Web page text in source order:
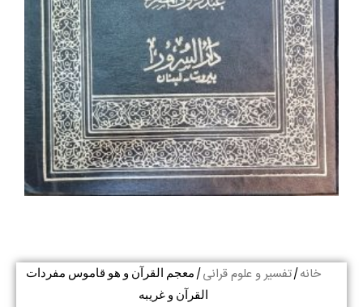
خانه/ تفسیر و علوم قرانی/ معجم القرآن و هو قاموس مفردات
القرآن و غریبه